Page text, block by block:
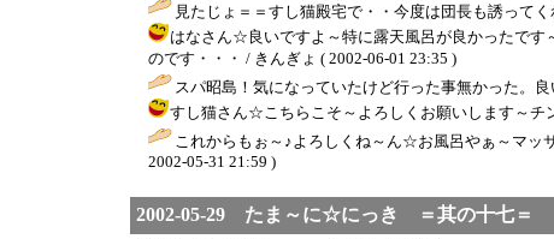
見たじょ＝＝すし猫殿宅で・・今度は団長も誘って
はなさん☆良いですよ～特に露天風呂が良かったです
のです・・・ / きんぎょ ( 2002-06-01 23:35 )
スパ昭島！気になっていたけど行った事無かった。良
すし猫さん☆こちらこそ～よろしくお願いします～チ
これからもぉ～♪よろしくね～ん☆お風呂やぁ～マ
2002-05-31 21:59 )
2002-05-29 たま～に☆にっき ＝其の十七＝